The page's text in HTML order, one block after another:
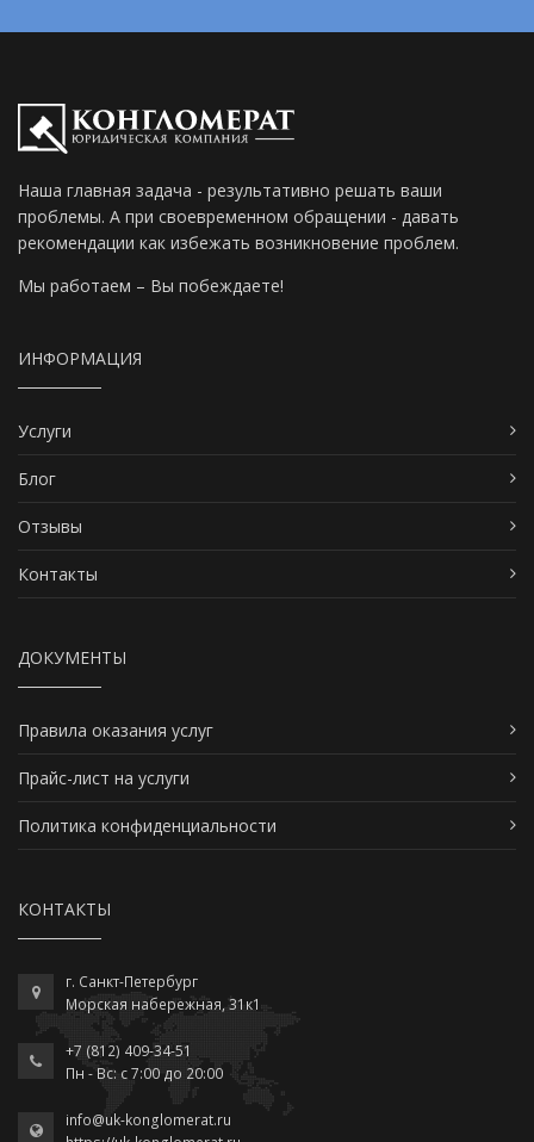
Наша главная задача - результативно решать ваши
проблемы. А при своевременном обращении - давать
рекомендации как избежать возникновение проблем.
Мы работаем – Вы побеждаете!
ИНФОРМАЦИЯ
Услуги
Блог
Отзывы
Контакты
ДОКУМЕНТЫ
Правила оказания услуг
Прайс-лист на услуги
Политика конфиденциальности
КОНТАКТЫ
г. Санкт-Петербург
Морская набережная, 31к1
+7 (812) 409-34-51
Пн - Вс: c 7:00 до 20:00
info@uk-konglomerat.ru